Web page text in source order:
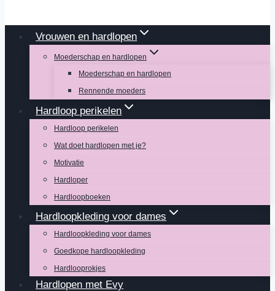
Vrouwen en hardlopen
Moederschap en hardlopen
Moederschap en hardlopen
Rennende moeders
Hardloop perikelen
Hardloop perikelen
Wat doet hardlopen met je?
Motivatie
Hardloper
Hardloopboeken
Hardloopkleding voor dames
Hardloopkleding voor dames
Goedkope hardloopkleding
Hardlooprokjes
Hardlopen met Evy